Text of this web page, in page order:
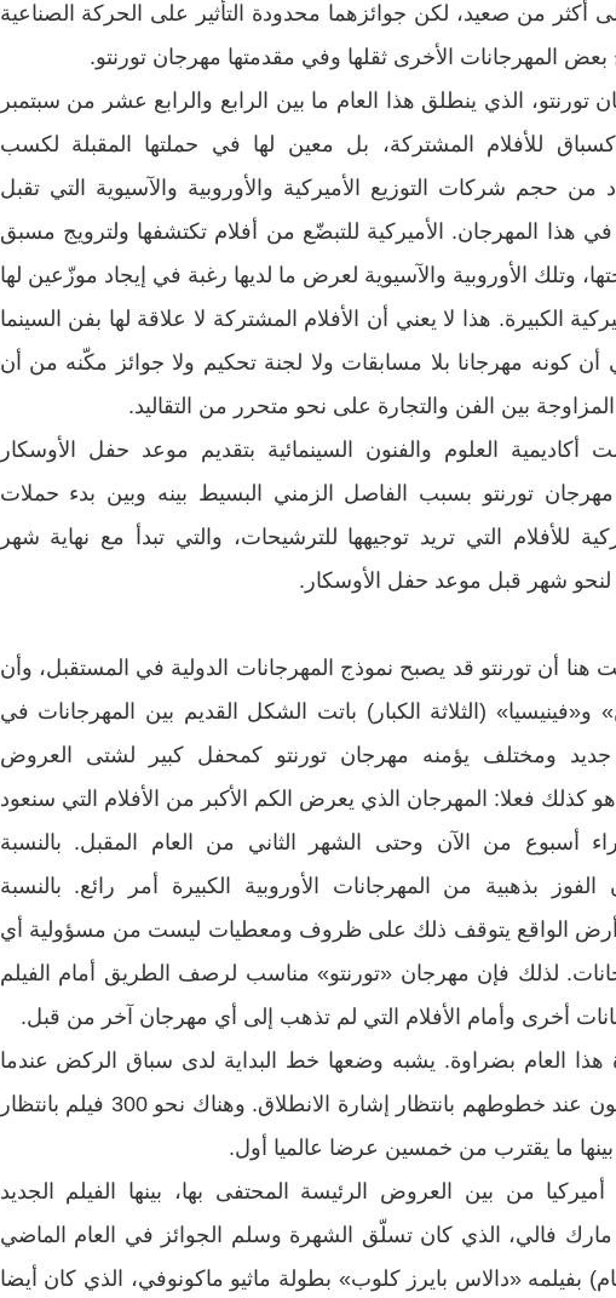
أكثر من صعيد، لكن جوائزهما محدودة التأثير على الحركة الصناعية
بعض المهرجانات الأخرى ثقلها وفي مقدمتها مهرجان تورنتو.
الذي ينطلق هذا العام ما بين الرابع والرابع عشر من سبتمبر
للأفلام المشتركة، بل معين لها في حملتها المقبلة لكسب
من حجم شركات التوزيع الأميركية والأوروبية والآسيوية التي تقبل
هذا المهرجان. الأميركية للتبضّع من أفلام تكتشفها ولترويج مسبق
وتلك الأوروبية والآسيوية لعرض ما لديها رغبة في إيجاد موزّعين لها
الكبيرة. هذا لا يعني أن الأفلام المشتركة لا علاقة لها بفن السينما
أن كونه مهرجانا بلا مسابقات ولا لجنة تحكيم ولا جوائز مكّنه من أن
بين الفن والتجارة على نحو متحرر من التقاليد.
أكاديمية العلوم والفنون السينمائية بتقديم موعد حفل الأوسكار
مهرجان تورنتو بسبب الفاصل الزمني البسيط بينه وبين بدء حملات
للأفلام التي تريد توجيهها للترشيحات، والتي تبدأ مع نهاية شهر
لنحو شهر قبل موعد حفل الأوسكار.
هنا أن تورنتو قد يصبح نموذج المهرجانات الدولية في المستقبل، وأن
و«فينيسيا» (الثلاثة الكبار) باتت الشكل القديم بين المهرجانات في
ومختلف يؤمنه مهرجان تورنتو كمحفل كبير لشتى العروض
هو كذلك فعلا: المهرجان الذي يعرض الكم الأكبر من الأفلام التي سنعود
أسبوع من الآن وحتى الشهر الثاني من العام المقبل. بالنسبة
الفوز بذهبية من المهرجانات الأوروبية الكبيرة أمر رائع. بالنسبة
أرض الواقع يتوقف ذلك على ظروف ومعطيات ليست من مسؤولية أي
لذلك فإن مهرجان «تورنتو» مناسب لرصف الطريق أمام الفيلم
أخرى وأمام الأفلام التي لم تذهب إلى أي مهرجان آخر من قبل.
هذا العام بضراوة. يشبه وضعها خط البداية لدى سباق الركض عندما
يصطف الرياضيون عند خطوطهم بانتظار إشارة الانطلاق. وهناك نحو 300 فيلم بانتظار
بينها ما يقترب من خمسين عرضا عالميا أول.
فيلما أميركيا من بين العروض الرئيسة المحتفى بها، بينها الفيلم الجديد
فالي، الذي كان تسلّق الشهرة وسلم الجوائز في العام الماضي
بفيلمه «دالاس بايرز كلوب» بطولة ماثيو ماكونوفي، الذي كان أيضا